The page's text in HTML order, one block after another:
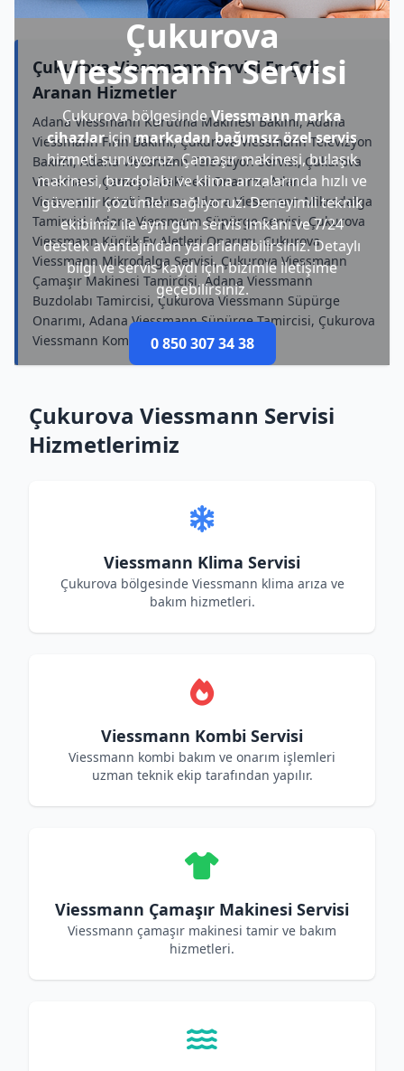
Çukurova
Viessmann Servisi
Çukurova bölgesindeViessmann marka
cihazlariçinmarkadan bağımsız özel servis
hizmeti sunuyoruz. Çamaşır makinesi, bulaşık
makinesi, buzdolabı ve klima arızalarında hızlı ve
güvenilir çözümler sağlıyoruz. Deneyimli teknik
ekibimiz ile aynı gün servis imkânı ve 7/24
destek avantajından yararlanabilirsiniz. Detaylı
bilgi ve servis kaydı için bizimle iletişime
geçebilirsiniz.
0 850 307 34 38
Çukurova Viessmann Servisi En Çok
Aranan Hizmetler
Adana Viessmann Kurutma Makinesi Bakımı, Adana
Viessmann Fırın Bakımı, Çukurova Viessmann Televizyon
Bakımı, Adana Viessmann Televizyon Servisi, Çukurova
Viessmann Çamaşır Makinesi Onarımı, Adana
Viessmann Kombi Bakımı, Adana Viessmann Mikrodalga
Tamircisi, Adana Viessmann Süpürge Servisi, Çukurova
Viessmann Küçük Ev Aletleri Onarımı, Çukurova
Viessmann Mikrodalga Servisi, Çukurova Viessmann
Çamaşır Makinesi Tamircisi, Adana Viessmann
Buzdolabı Tamircisi, Çukurova Viessmann Süpürge
Onarımı, Adana Viessmann Süpürge Tamircisi, Çukurova
Viessmann Kombi Servisi
Çukurova Viessmann Servisi
Hizmetlerimiz
Viessmann Klima Servisi
Çukurova bölgesinde Viessmann klima arıza ve
bakım hizmetleri.
Viessmann Kombi Servisi
Viessmann kombi bakım ve onarım işlemleri
uzman teknik ekip tarafından yapılır.
Viessmann Çamaşır Makinesi Servisi
Viessmann çamaşır makinesi tamir ve bakım
hizmetleri.